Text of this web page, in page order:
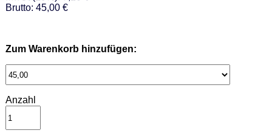
Brutto: 45,00 €
Zum Warenkorb hinzufügen:
Anzahl